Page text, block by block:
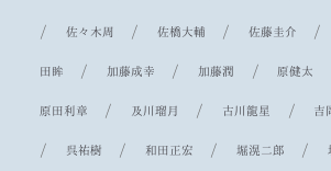
/ 佐々木周 / 佐橋大輔 /佐藤圭介
田眸 / 加藤成幸 / 加藤潤 / 原健太
原田利章 / 及川瑠月 / 古川龍星 / 吉
/ 呉祐樹 / 和田正宏 / 堀滉二郎 /